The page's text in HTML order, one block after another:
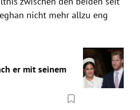
nicht mehr allzu eng
er mit seinem